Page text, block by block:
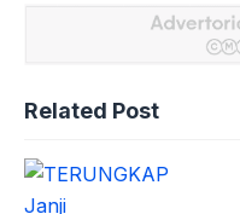
Related Post